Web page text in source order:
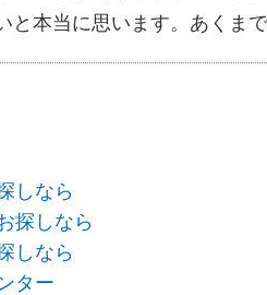
と本当に思います。あくま
しなら
探しなら
しなら
ター